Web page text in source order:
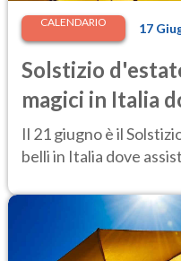
CALENDARIO 17
Solstizio
magici in Italia
più speciale
Il 21 giugno è il
belli in Italia dove